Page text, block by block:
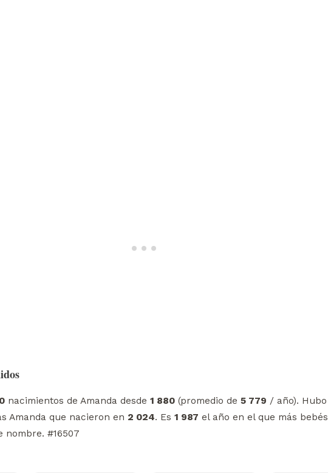
nacimientos de Amanda desde 1 880 (promedio de 5 779 / año). Hubo
Amanda que nacieron en 2 024. Es 1 987 el año en el que más bebés
nombre. #16507